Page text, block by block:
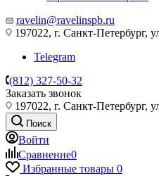
ravelin@ravelinspb.ru
197022, г. Санкт-Петербург,
Telegram
(812) 327-50-32
Заказать звонок
197022, г. Санкт-Петербург,
Поиск
Войти
Сравнение0
Избранные товары 0